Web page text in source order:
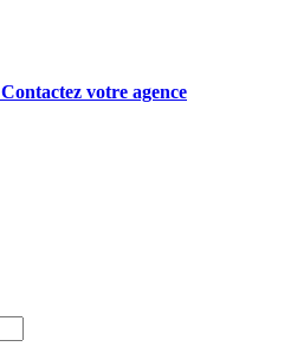
Contactez votre agence